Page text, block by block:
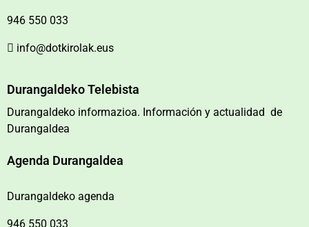
946 550 033
info@dotkirolak.eus
Durangaldeko Telebista
Durangaldeko informazioa. Información y actualidad de
Durangaldea
Agenda Durangaldea
Durangaldeko agenda
946 550 033